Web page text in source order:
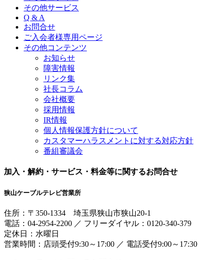
その他サービス
Q & A
お問合せ
ご入会者様専用ページ
その他コンテンツ
お知らせ
障害情報
リンク集
社長コラム
会社概要
採用情報
IR情報
個人情報保護方針について
カスタマーハラスメントに対する対応方針
番組審議会
加入・解約・サービス・料金等に関するお問合せ
狭山ケーブルテレビ営業所
住所： 〒350-1334 埼玉県狭山市狭山20-1
電話： 04-2954-2200 ／ フリーダイヤル：0120-340-379
定休日：水曜日
営業時間： 店頭受付9:30～17:00 ／ 電話受付9:00～17:30